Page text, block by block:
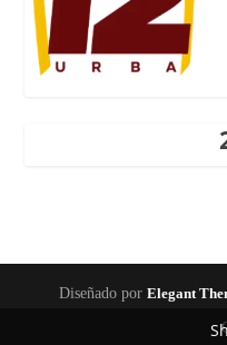
Diseñado por Elegant